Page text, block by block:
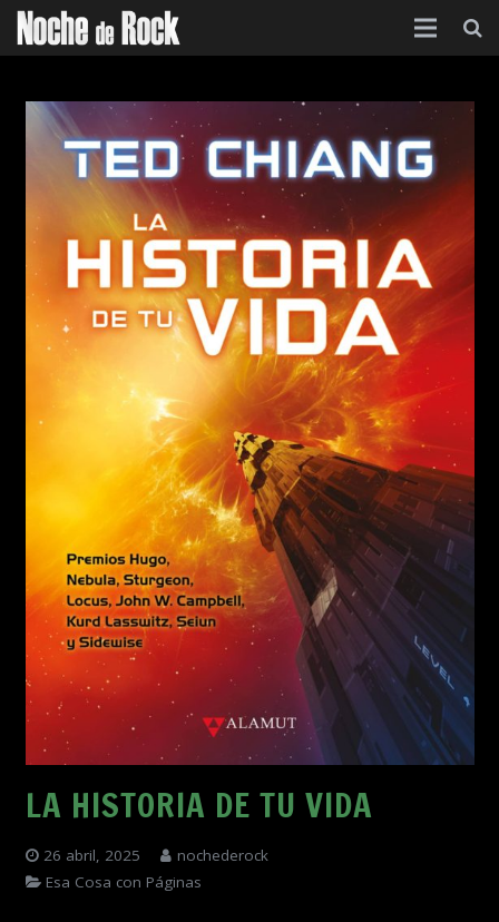
Categorías
Agenda
Foro
Contacto
Acerca de
LA HISTORIA DE TU VIDA
26 abril, 2025
nochederock
Esa Cosa con Páginas